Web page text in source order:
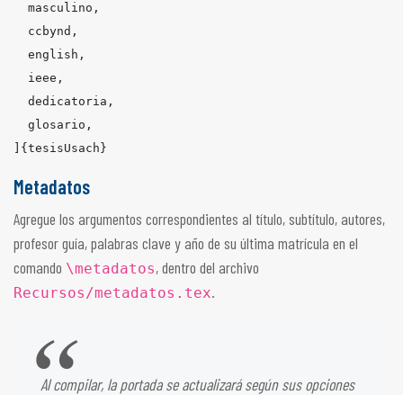
  masculino,
  ccbynd,
  english,
  ieee,
  dedicatoria,
  glosario,
{tesisUsach}
Metadatos
Agregue los argumentos correspondientes al título, subtítulo, autores,
profesor guía, palabras clave y año de su última matrícula en el
comando \metadatos, dentro del archivo
Recursos/metadatos.tex.
Al compilar, la portada se actualizará según sus opciones